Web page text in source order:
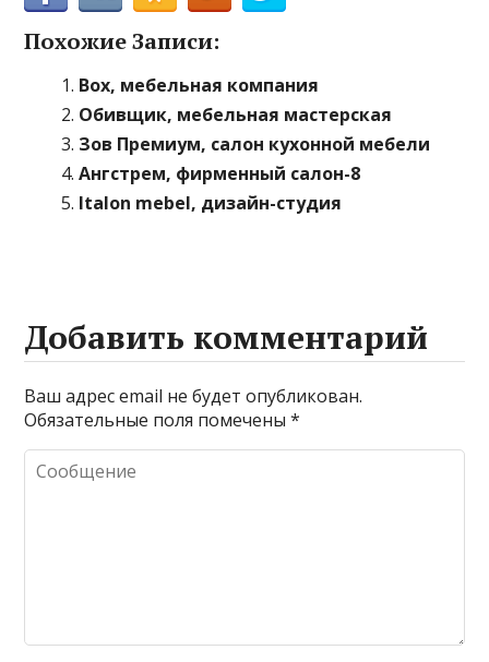
Похожие Записи:
Box, мебельная компания
Обивщик, мебельная мастерская
Зов Премиум, салон кухонной мебели
Ангстрем, фирменный салон-8
Italon mebel, дизайн-студия
Добавить комментарий
Ваш адрес email не будет опубликован.
Обязательные поля помечены*